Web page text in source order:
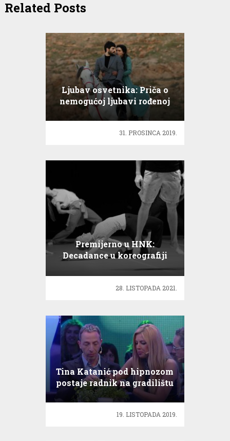
Related Posts
Ljubav osvetnika: Priča o
nemogućoj ljubavi rođenoj
iz osvete
31. PROSINCA 2019.
Premijerno u HNK:
Decadance u koreografiji
Ohada Naharina
28. LISTOPADA 2021.
Tina Katanić pod hipnozom
postaje radnik na gradilištu
19. LISTOPADA 2019.